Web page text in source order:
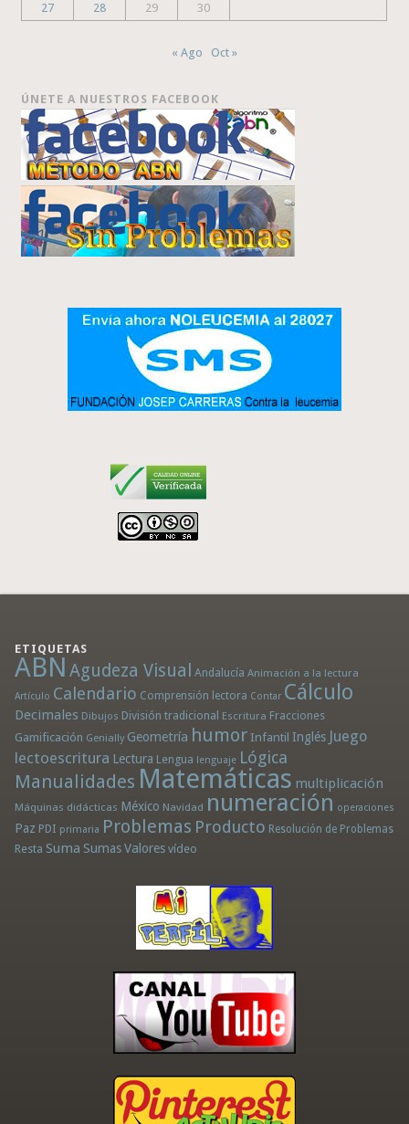
27
28 29 30
« Ago Oct »
ÚNETE A NUESTROS FACEBOOK
ETIQUETAS
ABN Agudeza Visual Andalucía Animación a la lectura
Artículo Calendario Comprensión lectora Contar Cálculo
Decimales Dibujos División tradicional Escritura Fracciones
Gamificación Genially Geometría humor Infantil Inglés Juego
lectoescritura Lectura Lengua lenguaje Lógica
Manualidades Matemáticas multiplicación
Máquinas didácticas México Navidad numeración operaciones
Paz PDI primaria Problemas Producto Resolución de Problemas
Resta Suma Sumas Valores vídeo